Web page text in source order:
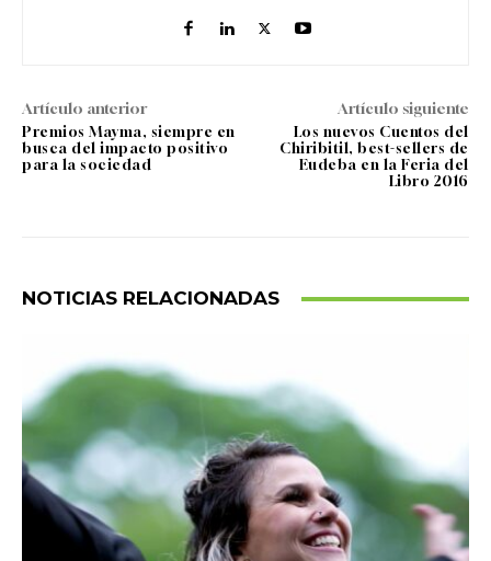
Artículo anterior
Premios Mayma, siempre en
busca del impacto positivo
para la sociedad
Artículo siguiente
Los nuevos Cuentos del
Chiribitil, best-sellers de
Eudeba en la Feria del
Libro 2016
NOTICIAS RELACIONADAS